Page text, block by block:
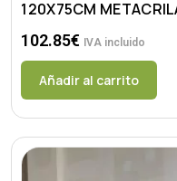
120X75CM
102.85€ IVA incluido
Añadir al carrito